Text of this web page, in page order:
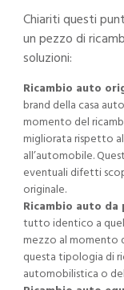
Chiariti questi
un pezzo di
soluzioni:
Ricambio auto
brand della casa
momento del
migliorata rispetto
all’automobile.
eventuali difetti
originale.
Ricambio auto
tutto identico a
mezzo al momento
questa tipologia di
automobilistica o